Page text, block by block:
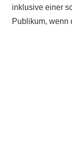
inklusive einer
Publikum, wenn